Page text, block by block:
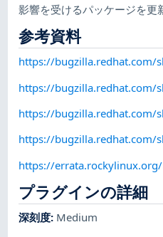
影響を受けるパッケージを更
参考資料
https://bugzilla.redhat.com/
https://bugzilla.redhat.com/
https://bugzilla.redhat.com/
https://bugzilla.redhat.com/
https://errata.rockylinux.org/
プラグインの詳細
深刻度: Medium